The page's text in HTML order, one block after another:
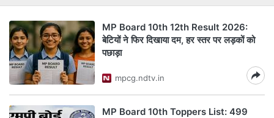
MP Board 10th 12th Result 2026:
बेटियों ने फिर दिखाया दम, हर स्तर पर लड़कों को
पछाड़ा
mpcg.ndtv.in
MP Board 10th Toppers List: 499